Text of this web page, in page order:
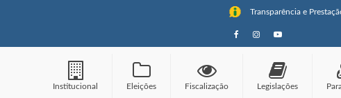
Transparência e
Institucional Eleições Fiscalização Legislações